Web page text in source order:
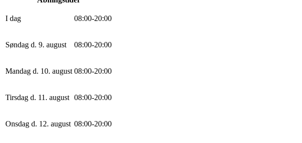
I dag 08:00-20:00
Søndag d. 9. august 08:00-20:00
Mandag d. 10. august 08:00-20:00
Tirsdag d. 11. august 08:00-20:00
Onsdag d. 12. august 08:00-20:00